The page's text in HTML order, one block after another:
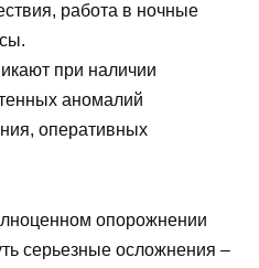
работа в ночные
при наличии
аномалий
оперативных
опорожнении
серьезные осложнения –